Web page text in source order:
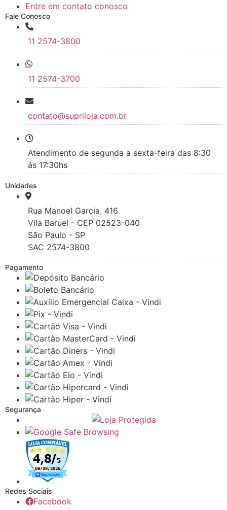
Entre em contato conosco
Fale Conosco
11 2574-3800
11 2574-3700
contato@supriloja.com.br
Atendimento de segunda a sexta-feira das 8:30
ás 17:30hs
Unidades
Rua Manoel Garcia, 416
Vila Baruel - CEP 02523-040
São Paulo - SP
SAC 2574-3800
Pagamento
Segurança
Redes Sociais
Facebook